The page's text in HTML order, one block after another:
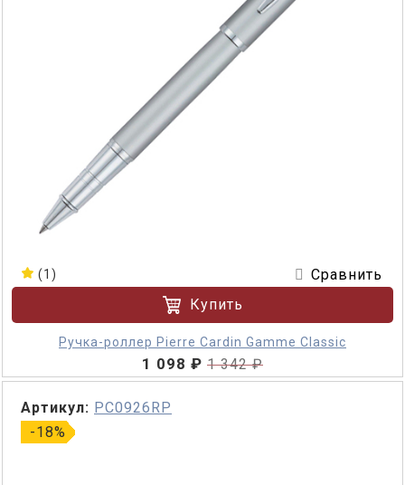
(1)
Сравнить
Купить
Ручка-роллер Pierre Cardin Gamme Classic
1 098 ₽ 1 342 ₽
-18%
Артикул: PC0926RP